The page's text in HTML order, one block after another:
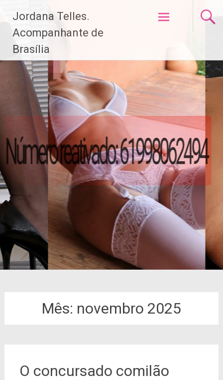
paraJordana Telles.
Acompanhante de
Brasília
Mês: novembro 2025
O concursado comilão